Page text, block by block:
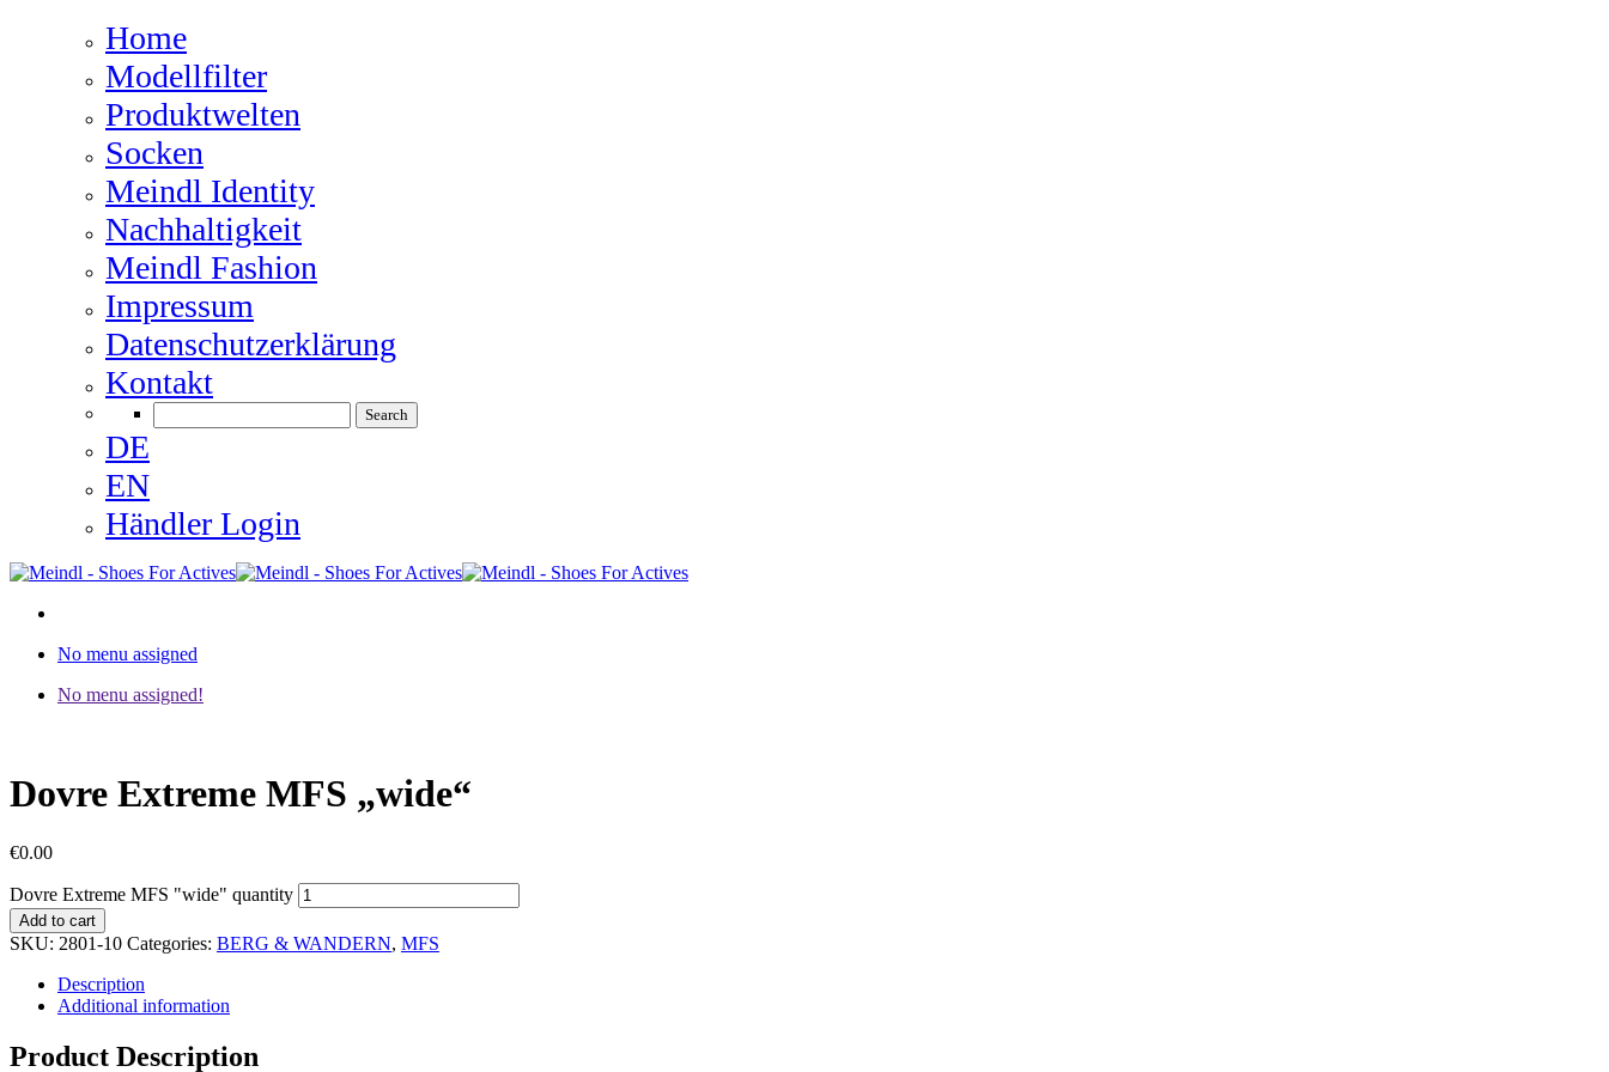
Home
Modellfilter
Produktwelten
Socken
Meindl Identity
Nachhaltigkeit
Meindl Fashion
Impressum
Datenschutzerklärung
Kontakt
DE
EN
Händler Login
No menu assigned
No menu assigned!
Dovre Extreme MFS „wide“
€0.00
Dovre Extreme MFS "wide" quantity
Add to cart
SKU: 2801-10 Categories: BERG & WANDERN, MFS
Description
Additional information
Product Description